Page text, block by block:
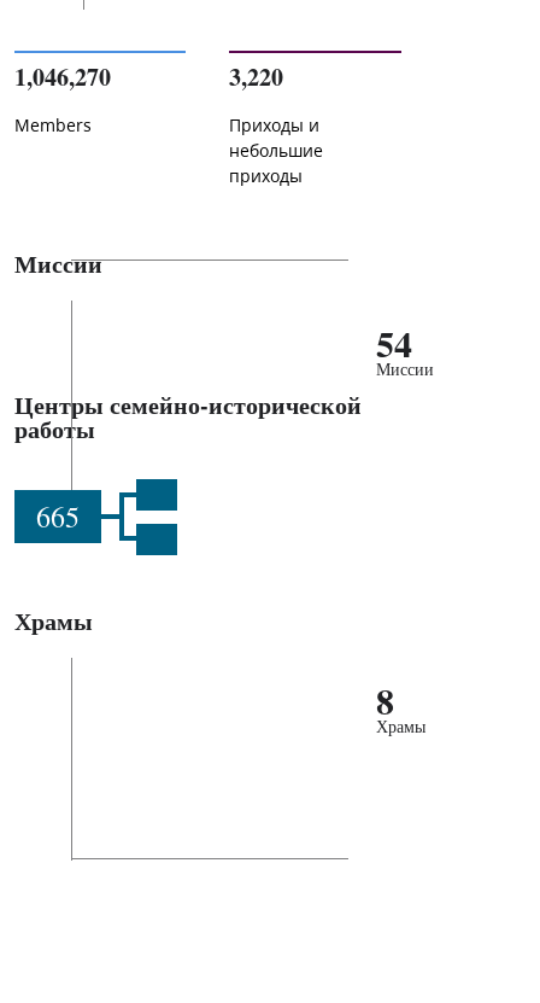
1,046,270
Members
3,220
Приходы и
небольшие
приходы
Миссии
54
Миссии
Центры семейно-исторической
работы
665
Храмы
8
Храмы